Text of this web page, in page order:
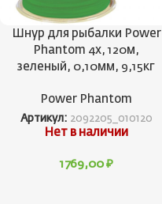
Шнур для рыбалки Power
Phantom 4x, 120м,
зеленый, 0,10мм, 9,15кг
Power Phantom
Артикул: 2092205_010120
Нет в наличии
1769,00 ₽